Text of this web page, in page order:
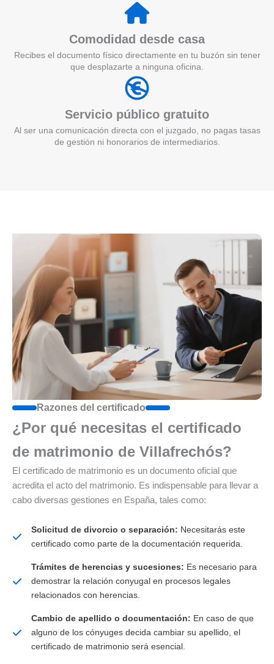
Comodidad desde casa
Recibes el documento físico directamente en tu buzón sin tener
que desplazarte a ninguna oficina.
Servicio público gratuito
Al ser una comunicación directa con el juzgado, no pagas tasas
de gestión ni honorarios de intermediarios.
Razones del certificado
¿Por qué necesitas el certificado
de matrimonio de Villafrechós?
El certificado de matrimonio es un documento oficial que
acredita el acto del matrimonio. Es indispensable para llevar a
cabo diversas gestiones en España, tales como:
Solicitud de divorcio o separación: Necesitarás este
certificado como parte de la documentación requerida.
Trámites de herencias y sucesiones: Es necesario para
demostrar la relación conyugal en procesos legales
relacionados con herencias.
Cambio de apellido o documentación: En caso de que
alguno de los cónyuges decida cambiar su apellido, el
certificado de matrimonio será esencial.